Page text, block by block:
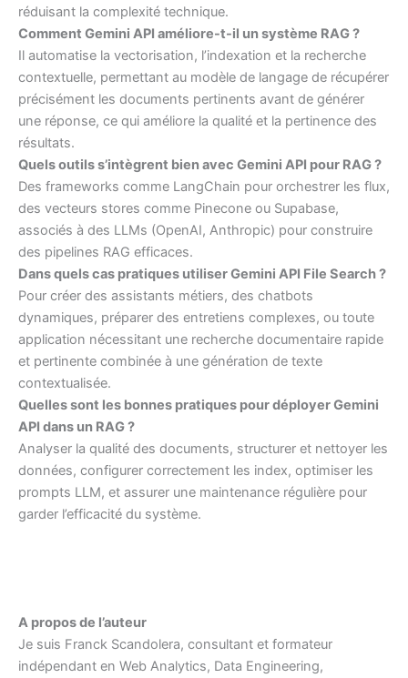
réduisant la complexité technique.
Comment Gemini API améliore-t-il un système RAG ?
Il automatise la vectorisation, l’indexation et la recherche
contextuelle, permettant au modèle de langage de récupérer
précisément les documents pertinents avant de générer
une réponse, ce qui améliore la qualité et la pertinence des
résultats.
Quels outils s’intègrent bien avec Gemini API pour RAG ?
Des frameworks comme LangChain pour orchestrer les flux,
des vecteurs stores comme Pinecone ou Supabase,
associés à des LLMs (OpenAI, Anthropic) pour construire
des pipelines RAG efficaces.
Dans quels cas pratiques utiliser Gemini API File Search ?
Pour créer des assistants métiers, des chatbots
dynamiques, préparer des entretiens complexes, ou toute
application nécessitant une recherche documentaire rapide
et pertinente combinée à une génération de texte
contextualisée.
Quelles sont les bonnes pratiques pour déployer Gemini
API dans un RAG ?
Analyser la qualité des documents, structurer et nettoyer les
données, configurer correctement les index, optimiser les
prompts LLM, et assurer une maintenance régulière pour
garder l’efficacité du système.
A propos de l’auteur
Je suis Franck Scandolera, consultant et formateur
indépendant en Web Analytics, Data Engineering,